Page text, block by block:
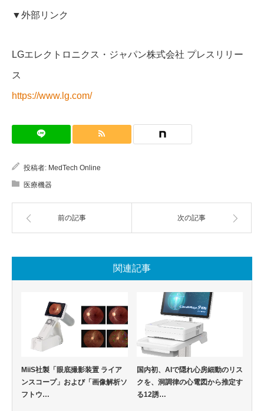
▼外部リンク
LGエレクトロニクス・ジャパン株式会社 プレスリリー
ス
https://www.lg.com/
投稿者: MedTech Online
医療機器
前の記事 次の記事
関連記事
MiiS社製「眼底撮影装置 ライア
ンスコープ」および「画像解析ソ
フトウ…
国内初、AIで隠れ心房細動のリス
クを、洞調律の心電図から推定す
る12誘…